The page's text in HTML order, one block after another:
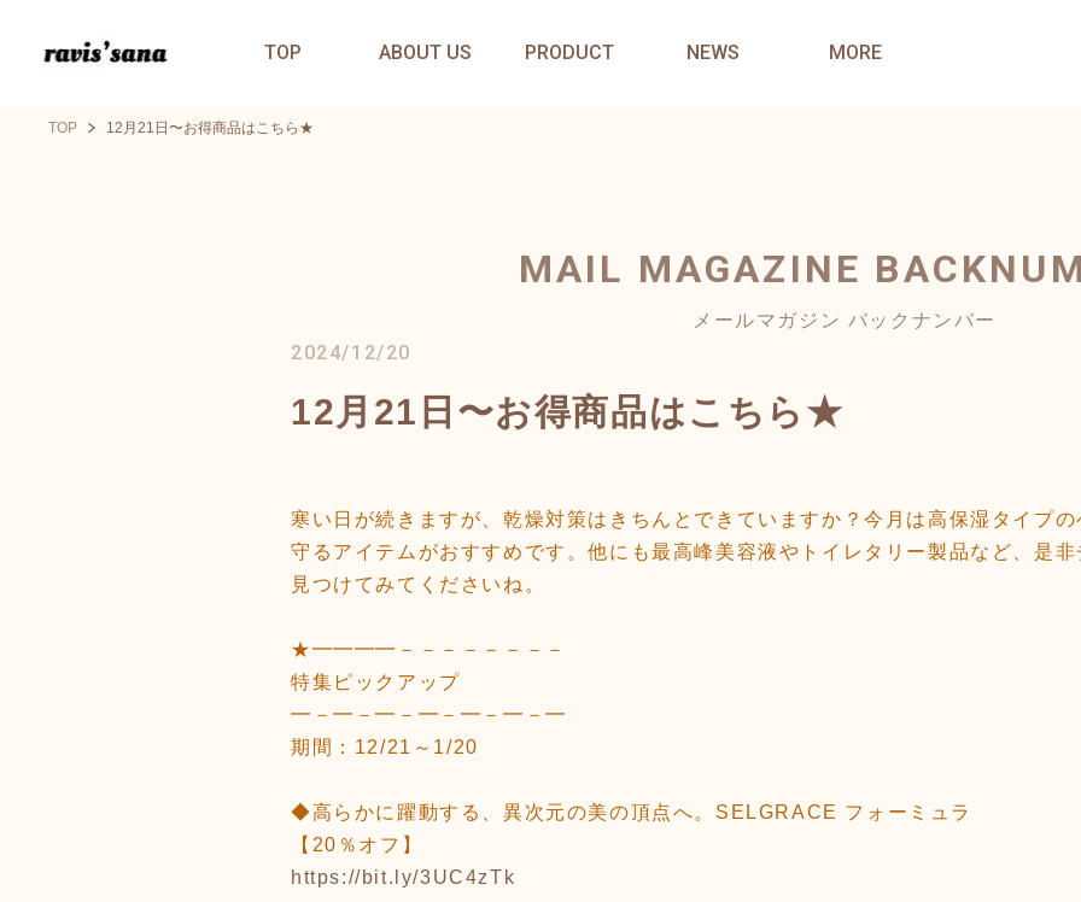
TOP ABOUT US PRODUCT NEWS MORE
TOP 12月21日〜お得商品はこちら★
MAIL MAGAZINE
メールマガジン バックナンバー
2024/12/20
12月21日〜お得商品はこちら★
寒い日が続きますが、乾燥対策はきちんとできていますか？今月は高保湿タイプ
守るアイテムがおすすめです。他にも最高峰美容液やトイレタリー製品など、是
見つけてみてくださいね。
★━━━━－－－－－－－－
特集ピックアップ
━－━－━－━－━－━－━
期間：12/21～1/20
◆高らかに躍動する、異次元の美の頂点へ。SELGRACE フォーミュラ
【20％オフ】
https://bit.ly/3UC4zTk